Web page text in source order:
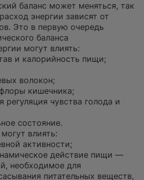
баланс может меняться, так
энергии зависят от
Это в первую очередь
баланса
могут влиять:
и калорийность пищи;
волокон;
кишечника;
регуляция чувства голода и
состояние.
влиять:
активности;
действие пищи —
необходимое для
питательных веществ,